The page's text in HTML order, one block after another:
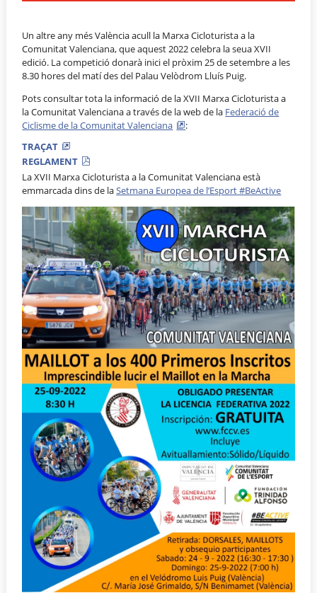
Un altre any més València acull la Marxa Cicloturista a la
Comunitat Valenciana, que aquest 2022 celebra la seua XVII
edició. La competició donarà inici el pròxim 25 de setembre a les
8.30 hores del matí des del Palau Velòdrom Lluís Puig.
Pots consultar tota la informació de la XVII Marxa Cicloturista a
la Comunitat Valenciana a través de la web de la Federació de
Ciclisme de la Comunitat Valenciana
:
TRAÇAT
REGLAMENT
La XVII Marxa Cicloturista a la Comunitat Valenciana està
emmarcada dins de laSetmana Europea de l’Esport #BeActive